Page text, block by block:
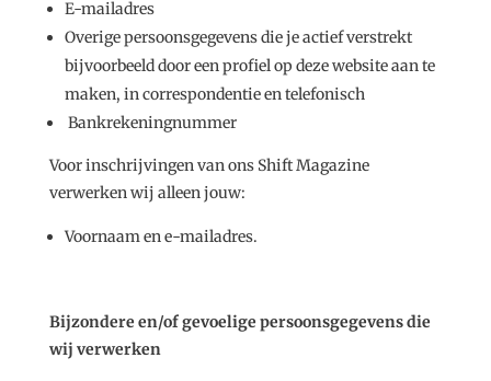
E-mailadres
Overige persoonsgegevens die je actief verstrekt
bijvoorbeeld door een profiel op deze website aan te
maken, in correspondentie en telefonisch
Bankrekeningnummer
Voor inschrijvingen van ons Shift Magazine
verwerken wij alleen jouw:
Voornaam en e-mailadres.
Bijzondere en/of gevoelige persoonsgegevens die
wij verwerken